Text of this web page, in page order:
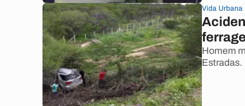
Vida Urbana
Homem
Estradas.